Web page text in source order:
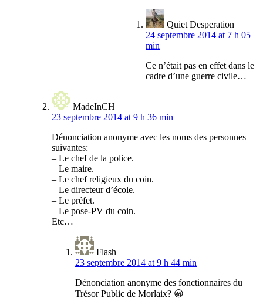
Quiet Desperation
24 septembre 2014 at 7 h 05
min
Ce n’était pas en effet dans le
cadre d’une guerre civile…
MadeInCH
23 septembre 2014 at 9 h 36 min
Dénonciation anonyme avec les noms des personnes
suivantes:
– Le chef de la police.
– Le maire.
– Le chef religieux du coin.
– Le directeur d’école.
– Le préfet.
– Le pose-PV du coin.
Etc…
Flash
23 septembre 2014 at 9 h 44 min
Dénonciation anonyme des fonctionnaires du
Trésor Public de Morlaix? 😀